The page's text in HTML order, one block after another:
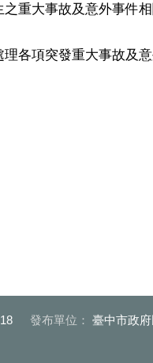
重大事故及意外事件相
各項突發重大事故及意
發布單位： 臺中市政